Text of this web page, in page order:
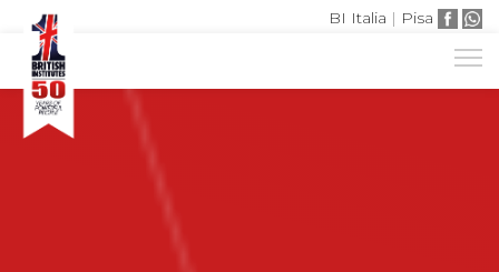
BI Italia | Pisa